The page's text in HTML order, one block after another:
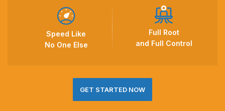
Speed Like
No One Else
Full Root
and Full Control
GET STARTED NOW